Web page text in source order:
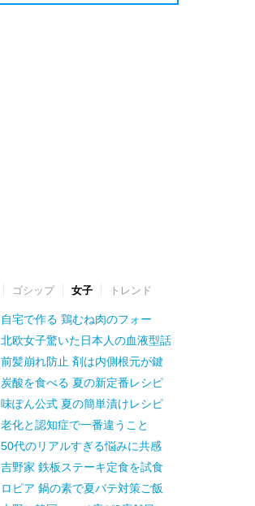
ゴシップ 女子 トレンド
自宅で作る 鶏むね肉のフォー
北欧女子驚いた日本人の血液型話
前髪崩れ防止 剤は内側根元が鍵
炭酸を食べる 夏の新定番レシピ
味ぽん公式 夏の簡単漬けレシピ
老化と認知症で一番違うこと
50代のリアルすぎる悩みに共感
吉野家 鉄板ステーキ定食を試食
ロピア 鍋の素で夏バテ対策ご飯